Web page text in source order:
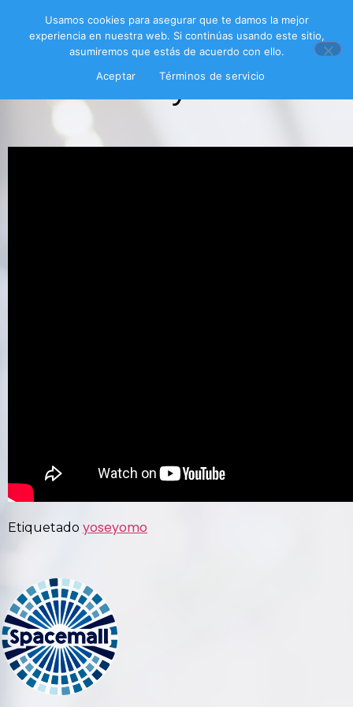
Video Yoseyomo
Etiquetado yoseyomo
Usamos cookies para asegurar que te damos la mejor
experiencia en nuestra web. Si continúas usando este sitio,
asumiremos que estás de acuerdo con ello.
Aceptar
Términos de servicio